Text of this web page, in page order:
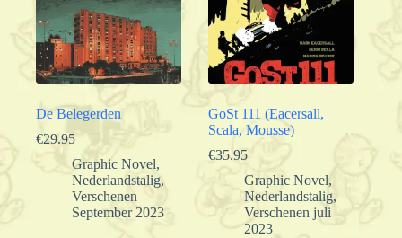
De Belegerden
€29.95
Graphic Novel,
Nederlandstalig,
Verschenen
September 2023
GoSt 111 (Eacersall,
Scala, Mousse)
€35.95
Graphic Novel,
Nederlandstalig,
Verschenen juli
2023